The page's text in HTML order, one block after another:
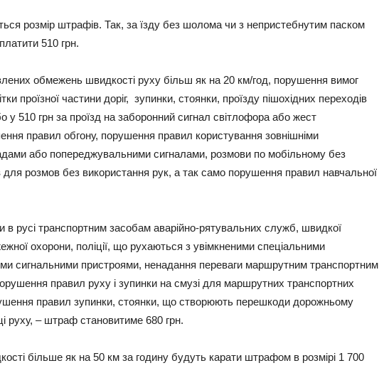
розмір штрафів. Так, за їзду без шолома чи з непристебнутим паском
510 грн.
обмежень швидкості руху більш як на 20 км/год, порушення вимог
проїзної частини доріг, зупинки, стоянки, проїзду пішохідних переходів
у 510 грн за проїзд на заборонний сигнал світлофора або жест
правил обгону, порушення правил користування зовнішніми
або попереджувальними сигналами, розмови по мобільному без
для розмов без використання рук, а так само порушення правил навчальної
в русі транспортним засобам аварійно-рятувальних служб, швидкої
охорони, поліції, що рухаються з увімкненими спеціальними
сигнальними пристроями, ненадання переваги маршрутним транспортним
правил руху і зупинки на смузі для маршрутних транспортних
правил зупинки, стоянки, що створюють перешкоди дорожньому
руху, – штраф становитиме 680 грн.
більше як на 50 км за годину будуть карати штрафом в розмірі 1 700